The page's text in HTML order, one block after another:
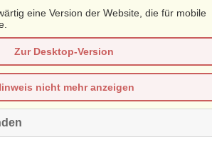
eine Version der Website, die für mobile
Zur Desktop-Version
nicht mehr anzeigen